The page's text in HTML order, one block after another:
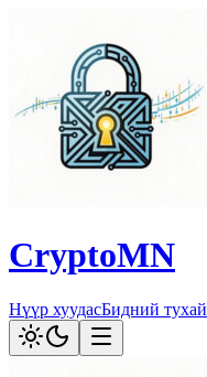
CryptoMN
Нүүр хуудасБидний тухай